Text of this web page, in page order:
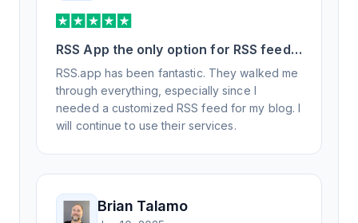
RSS App the only option for RSS feed
generation
RSS.app has been fantastic. They walked me
through everything, especially since I
needed a customized RSS feed for my blog. I
will continue to use their services.
Brian Talamo